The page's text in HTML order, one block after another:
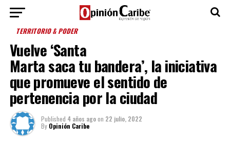
TERRITORIO & PODER
Vuelve ‘Santa
Marta saca tu bandera’, la iniciativa
que promueve el sentido de
pertenencia por la ciudad
Published 4 años agoon 22 julio, 2022
By Opinión Caribe